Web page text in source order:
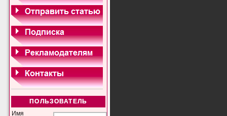
ПОЛЬЗОВАТЕЛЬ
Имя